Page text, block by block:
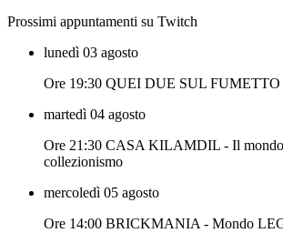
Prossimi appuntamenti su Twitch
lunedì 03 agosto
Ore 19:30 QUEI DUE SUL FUMETTO
martedì 04 agosto
Ore 21:30 CASA KILAMDIL - Il mondo
collezionismo
mercoledì 05 agosto
Ore 14:00 BRICKMANIA - Mondo